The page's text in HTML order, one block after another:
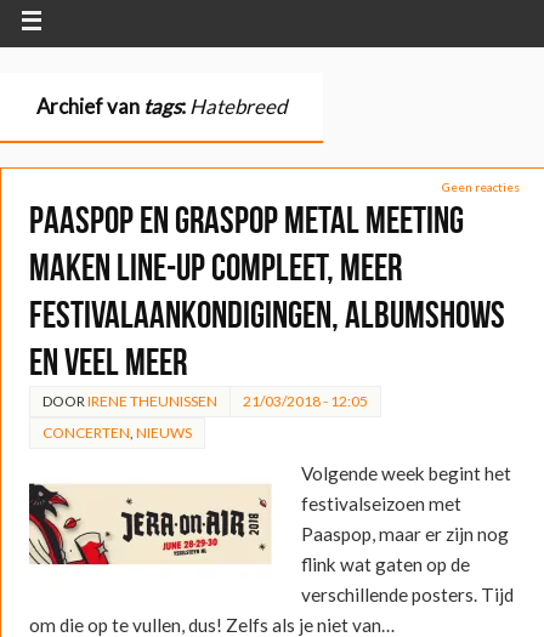
Archief van tags:Hatebreed
Geen reacties
Paaspop en Graspop Metal Meeting
maken line-up compleet, meer
festivalaankondigingen, albumshows
en veel meer
DOOR IRENE THEUNISSEN
21/03/2018 - 12:05
CONCERTEN NIEUWS
Volgende week begint het
festivalseizoen met
Paaspop, maar er zijn nog
flink wat gaten op de
verschillende posters. Tijd
om die op te vullen, dus! Zelfs als je niet van…